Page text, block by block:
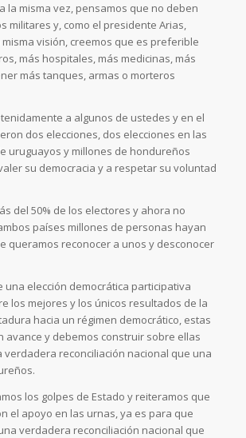
la misma vez, pensamos que no deben
militares y, como el presidente Arias,
visión, creemos que es preferible
más hospitales, más medicinas, más
más tanques, armas o morteros
a algunos de ustedes y en el
dos elecciones, dos elecciones en las
uruguayos y millones de hondureños
su democracia y a respetar su voluntad
del 50% de los electores y ahora no
países millones de personas hayan
queramos reconocer a unos y desconocer
una elección democrática participativa
los mejores y los únicos resultados de la
hacia un régimen democrático, estas
avance y debemos construir sobre ellas
verdadera reconciliación nacional que una
los golpes de Estado y reiteramos que
el apoyo en las urnas, ya es para que
verdadera reconciliación nacional que